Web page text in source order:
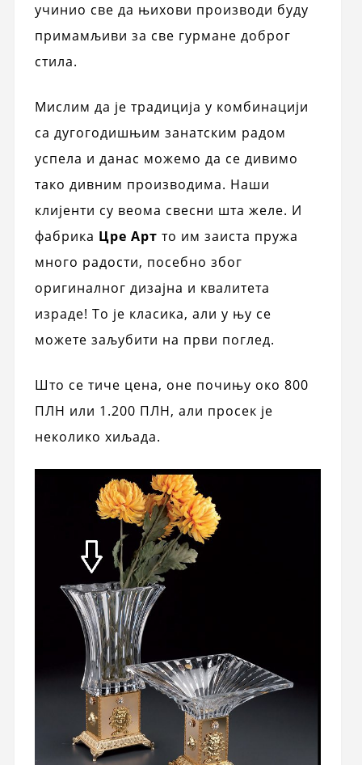
учинио све да њихови производи буду
примамљиви за све гурмане доброг
стила.
Мислим да је традиција у комбинацији
са дугогодишњим занатским радом
успела и данас можемо да се дивимо
тако дивним производима. Наши
клијенти су веома свесни шта желе. И
фабрика Цре Арт то им заиста пружа
много радости, посебно због
оригиналног дизајна и квалитета
израде! То је класика, али у њу се
можете заљубити на први поглед.
Што се тиче цена, оне почињу око 800
ПЛН или 1.200 ПЛН, али просек је
неколико хиљада.